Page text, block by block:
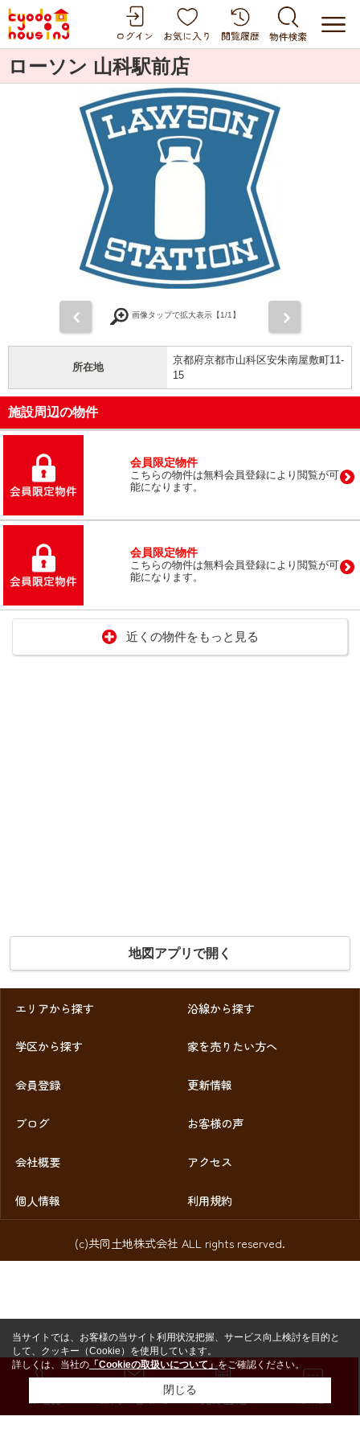
ローソン 山科駅前店
画像タップで拡大表示【1/1】
所在地
京都府京都市山科区安朱南屋敷町11-
15
施設周辺の物件
会員限定物件
こちらの物件は無料会員登録により閲覧が可
能になります。
会員限定物件
こちらの物件は無料会員登録により閲覧が可
能になります。
近くの物件をもっと見る
地図アプリで開く
エリアから探す 沿線から探す
学区から探す 家を売りたい方へ
会員登録 更新情報
ブログ お客様の声
会社概要 アクセス
個人情報 利用規約
(c)共同土地株式会社 ALL rights reserved.
お問い合わせ
当サイトでは、お客様の当サイト利用状況把握、サービス向上検討を目的と
して、クッキー（Cookie）を使用しています。
詳しくは、当社の 「Cookieの取扱いについて」をご確認ください。
閉じる